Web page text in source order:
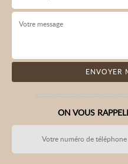
ON VOUS